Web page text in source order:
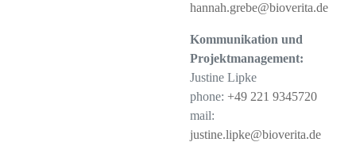
hannah.grebe@bioverita.de
Kommunikation und
Projektmanagement:
Justine Lipke
phone: +49 221 9345720
mail:
justine.lipke@bioverita.de